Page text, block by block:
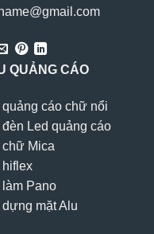
QUẢNG CÁO
quảng cáo chữ nổi
Led quảng cáo
chữ Mica
hiflex
Pano
mặt Alu